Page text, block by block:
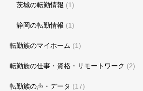
茨城の転勤情報 (1)
静岡の転勤情報 (1)
転勤族のマイホーム (1)
転勤族の仕事・資格・リモートワーク (2)
転勤族の声・データ (17)